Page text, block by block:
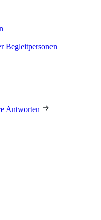
Begleitpersonen
Antworten